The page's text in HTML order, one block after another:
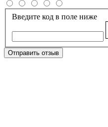
Введите код в поле ниже
Отправить отзыв